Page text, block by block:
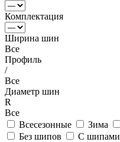
Комплектация
Ширина шин
Все
Профиль
/
Все
Диаметр шин
R
Все
Всесезонные
Зима
Без шипов
С шипами